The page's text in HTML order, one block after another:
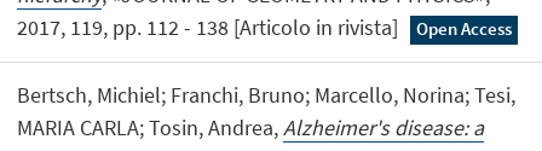
2017, 119, pp. 112 - 138 [Articolo in rivista]
Open Access
Bertsch, Michiel; Franchi, Bruno; Marcello, Norina; Tesi,
MARIA CARLA; Tosin, Andrea,Alzheimer's disease: a